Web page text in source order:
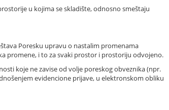
u kojima se skladište, odnosno smeštaju
Poresku upravu o nastalim promenama
promene, i to za svaki prostor i prostoriju odvojeno.
koje ne zavise od volje poreskog obveznika (npr.
evidencione prijave, u elektronskom obliku